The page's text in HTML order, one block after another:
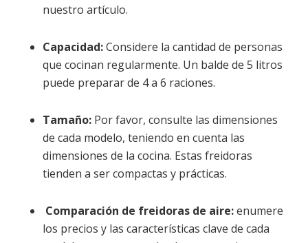
nuestro artículo.
Capacidad:Considere la cantidad de personas
que cocinan regularmente. Un balde de 5 litros
puede preparar de 4 a 6 raciones.
Tamaño: Por favor, consulte las dimensiones
de cada modelo, teniendo en cuenta las
dimensiones de la cocina. Estas freidoras
tienden a ser compactas y prácticas.
Comparación de freidoras de aire:enumere
los precios y las características clave de cada